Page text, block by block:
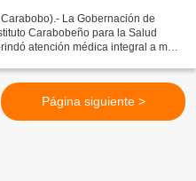
La Gobernación de
Carabobeño para la Salud
atención médica integral a más
Página siguiente >